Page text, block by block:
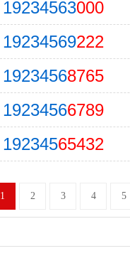
19234563000
19234569222
19234568765
19234566789
19234565432
1 2 3 4 5